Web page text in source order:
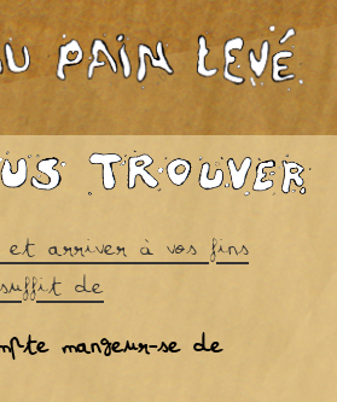
arriver à vos fins
de
mangeur-se de